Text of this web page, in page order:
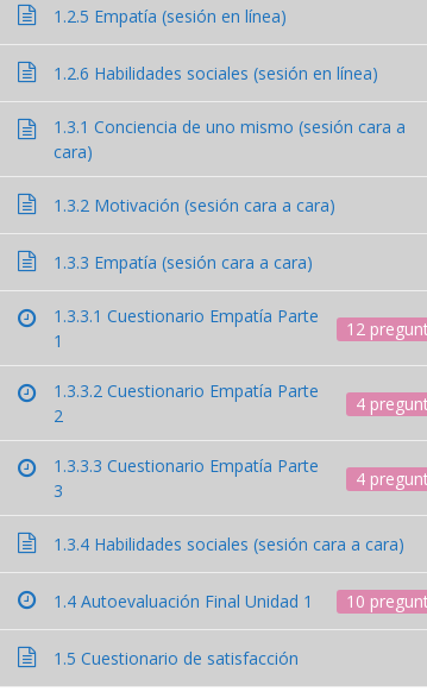
1.2.5 Empatía (sesión en línea)
1.2.6 Habilidades sociales (sesión en línea)
1.3.1 Conciencia de uno mismo (sesión cara a
cara)
1.3.2 Motivación (sesión cara a cara)
1.3.3 Empatía (sesión cara a cara)
1.3.3.1 Cuestionario Empatía Parte
1
12
1.3.3.2 Cuestionario Empatía Parte
2
4
1.3.3.3 Cuestionario Empatía Parte
3
4
1.3.4 Habilidades sociales (sesión cara a cara)
1.4 Autoevaluación Final Unidad 1 10
1.5 Cuestionario de satisfacción
Project Reference:
Este proyecto ha sido financiado